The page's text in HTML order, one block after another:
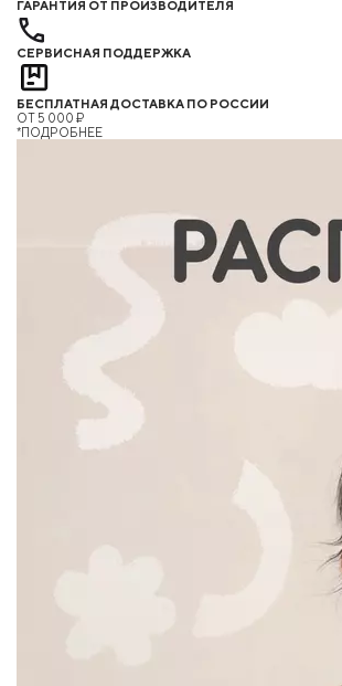
ГАРАНТИЯ ОТ ПРОИЗВОДИТЕЛЯ
СЕРВИСНАЯ ПОДДЕРЖКА
БЕСПЛАТНАЯ ДОСТАВКА ПО РОССИИ
ОТ 5 000 ₽
*ПОДРОБНЕЕ